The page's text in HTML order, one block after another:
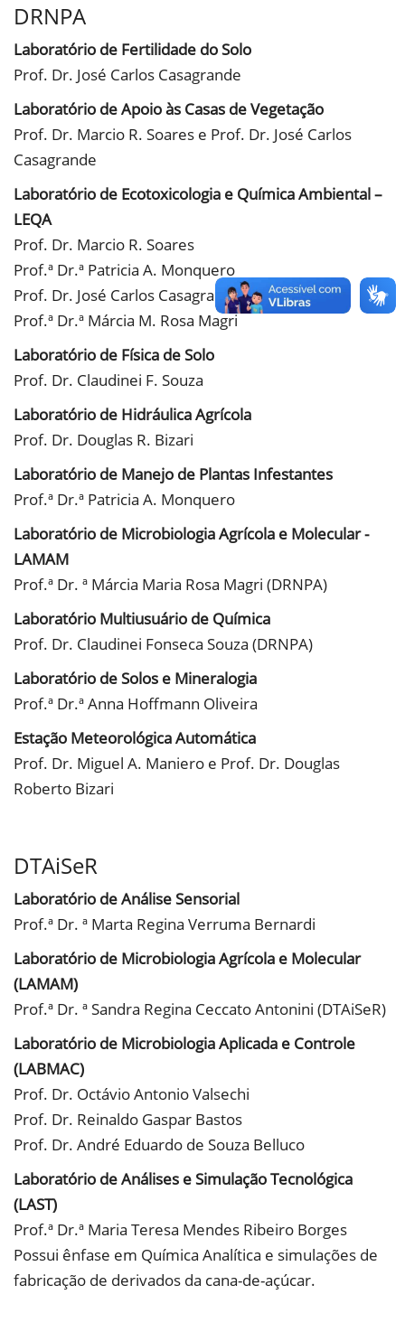
DRNPA
Laboratório de Fertilidade do Solo
Prof. Dr. José Carlos Casagrande
Laboratório de Apoio às Casas de Vegetação
Prof. Dr. Marcio R. Soares e Prof. Dr. José Carlos
Casagrande
Laboratório de Ecotoxicologia e Química Ambiental –
LEQA
Prof. Dr. Marcio R. Soares
Prof.ª Dr.ª Patricia A. Monquero
Prof. Dr. José Carlos Casagrande
Prof.ª Dr.ª Márcia M. Rosa Magri
Laboratório de Física de Solo
Prof. Dr. Claudinei F. Souza
Laboratório de Hidráulica Agrícola
Prof. Dr. Douglas R. Bizari
Laboratório de Manejo de Plantas Infestantes
Prof.ª Dr.ª Patricia A. Monquero
Laboratório de Microbiologia Agrícola e Molecular -
LAMAM
Prof.ª Dr. ª Márcia Maria Rosa Magri (DRNPA)
Laboratório Multiusuário de Química
Prof. Dr. Claudinei Fonseca Souza (DRNPA)
Laboratório de Solos e Mineralogia
Prof.ª Dr.ª Anna Hoffmann Oliveira
Estação Meteorológica Automática
Prof. Dr. Miguel A. Maniero e Prof. Dr. Douglas
Roberto Bizari
DTAiSeR
Laboratório de Análise Sensorial
Prof.ª Dr. ª Marta Regina Verruma Bernardi
Laboratório de Microbiologia Agrícola e Molecular
(LAMAM)
Prof.ª Dr. ª Sandra Regina Ceccato Antonini (DTAiSeR)
Laboratório de Microbiologia Aplicada e Controle
(LABMAC)
Prof. Dr. Octávio Antonio Valsechi
Prof. Dr. Reinaldo Gaspar Bastos
Prof. Dr. André Eduardo de Souza Belluco
Laboratório de Análises e Simulação Tecnológica
(LAST)
Prof.ª Dr.ª Maria Teresa Mendes Ribeiro Borges
Possui ênfase em Química Analítica e simulações de
fabricação de derivados da cana-de-açúcar.